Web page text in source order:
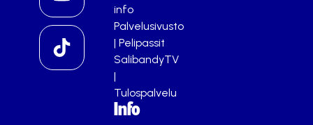
info
Palvelusivusto
| Pelipassit
SalibandyTV
|
Tulospalvelu
Info